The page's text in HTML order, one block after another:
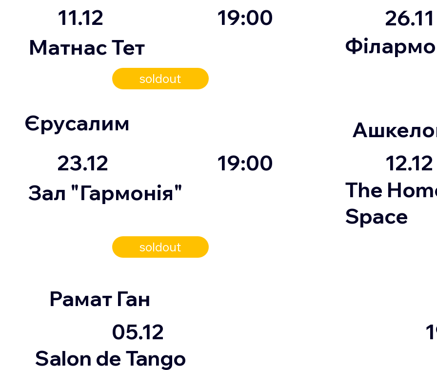
soldout
Матнас Тет
11.12
19:00
26.11
Єрусалим
soldout
Зал "Гармонія"
23.12
19:00
The
Space
12.12
Рамат Ган
Salon de Tango
05.12